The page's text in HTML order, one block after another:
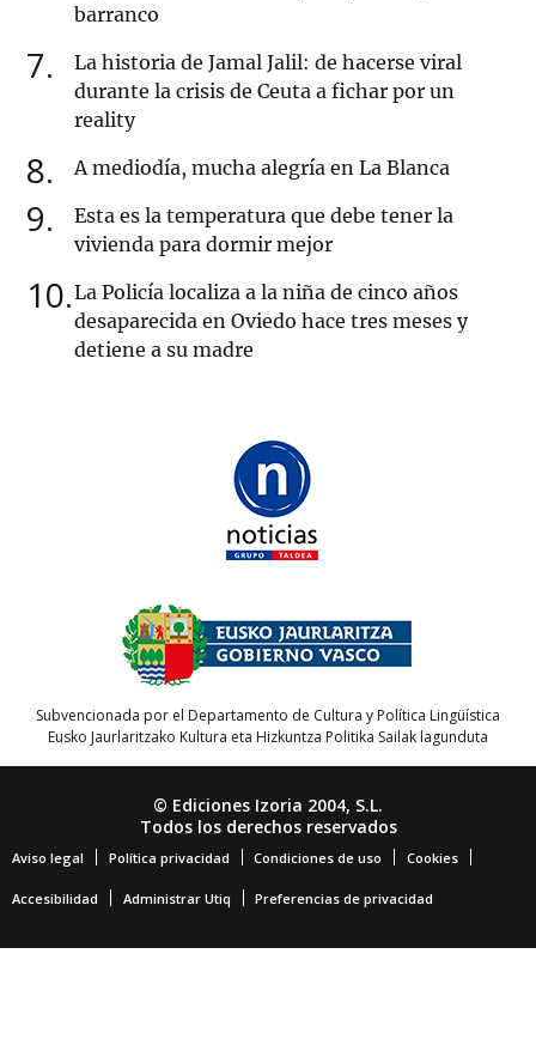
barranco
7
La historia de Jamal Jalil: de hacerse viral
durante la crisis de Ceuta a fichar por un
reality
8 A mediodía, mucha alegría en La Blanca
9
Esta es la temperatura que debe tener la
vivienda para dormir mejor
10 La Policía localiza a la niña de cinco años
desaparecida en Oviedo hace tres meses y
detiene a su madre
Subvencionada por el Departamento de Cultura y Política Lingüística
Eusko Jaurlaritzako Kultura eta Hizkuntza Politika Sailak lagunduta
© Ediciones Izoria 2004, S.L.
Todos los derechos reservados
Aviso legal Política privacidad Condiciones de uso Cookies
Accesibilidad Administrar Utiq Preferencias de privacidad